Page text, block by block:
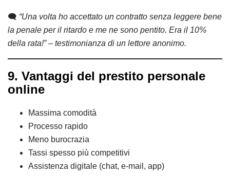
🗨️ “Una volta ho accettato un contratto senza leggere bene
la penale per il ritardo e me ne sono pentito. Era il 10%
della rata!” – testimonianza di un lettore anonimo.
9. Vantaggi del prestito personale
online
Massima comodità
Processo rapido
Meno burocrazia
Tassi spesso più competitivi
Assistenza digitale (chat, e-mail, app)